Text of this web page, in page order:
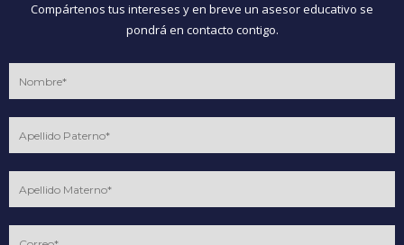
Compártenos tus intereses y en breve un asesor educativo se
pondrá en contacto contigo.